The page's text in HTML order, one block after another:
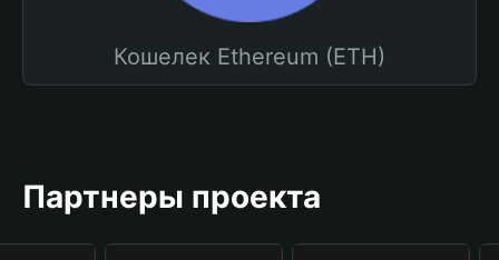
Кошелек Ethereum (ETH)
Партнеры проекта